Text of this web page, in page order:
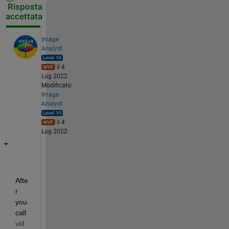
Risposta
accettata
Image
Analyst
il 4
Lug 2022
Modificato:
Image
Analyst
il 4
Lug 2022
Afte
r
you
call
vid